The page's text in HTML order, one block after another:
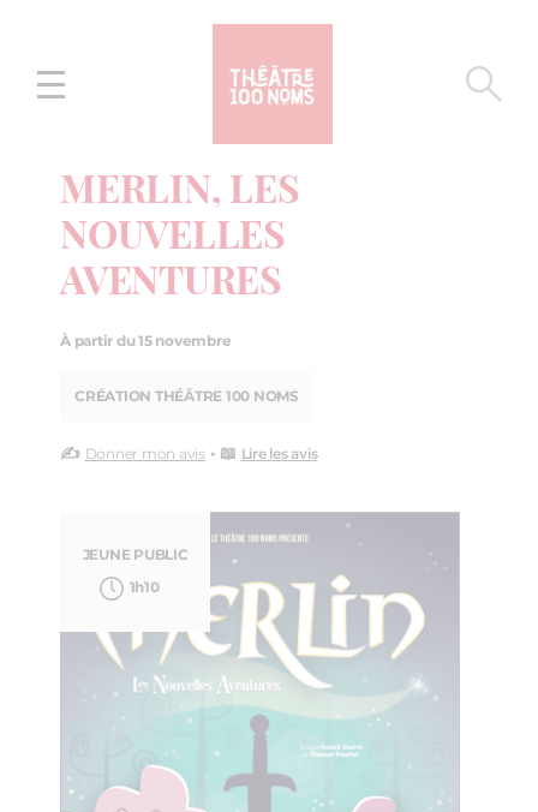
menu
MERLIN, LES
NOUVELLES
AVENTURES
À partir du 15 novembre
CRÉATION THÉÂTRE 100 NOMS
✍️ Donner mon avis• 📖 Lire les avis
JEUNE PUBLIC
1h10